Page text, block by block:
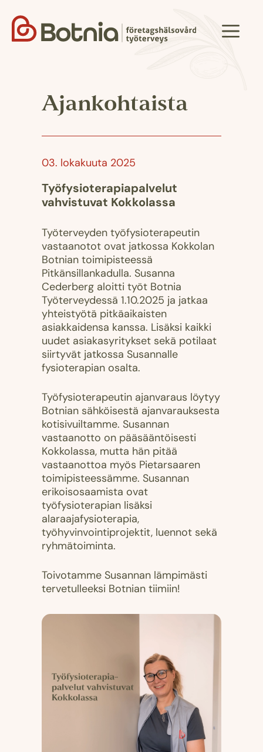
sisältöön
Ajankohtaista
03. lokakuuta 2025
Työfysioterapiapalvelut
vahvistuvat Kokkolassa
Työterveyden työfysioterapeutin
vastaanotot ovat jatkossa Kokkolan
Botnian toimipisteessä
Pitkänsillankadulla. Susanna
Cederberg aloitti työt Botnia
Työterveydessä 1.10.2025 ja jatkaa
yhteistyötä pitkäaikaisten
asiakkaidensa kanssa. Lisäksi kaikki
uudet asiakasyritykset sekä potilaat
siirtyvät jatkossa Susannalle
fysioterapian osalta.
Työfysioterapeutin ajanvaraus löytyy
Botnian sähköisestä ajanvarauksesta
kotisivuiltamme. Susannan
vastaanotto on pääsääntöisesti
Kokkolassa, mutta hän pitää
vastaanottoa myös Pietarsaaren
toimipisteessämme. Susannan
erikoisosaamista ovat
työfysioterapian lisäksi
alaraajafysioterapia,
työhyvinvointiprojektit, luennot sekä
ryhmätoiminta.
Toivotamme Susannan lämpimästi
tervetulleeksi Botnian tiimiin!